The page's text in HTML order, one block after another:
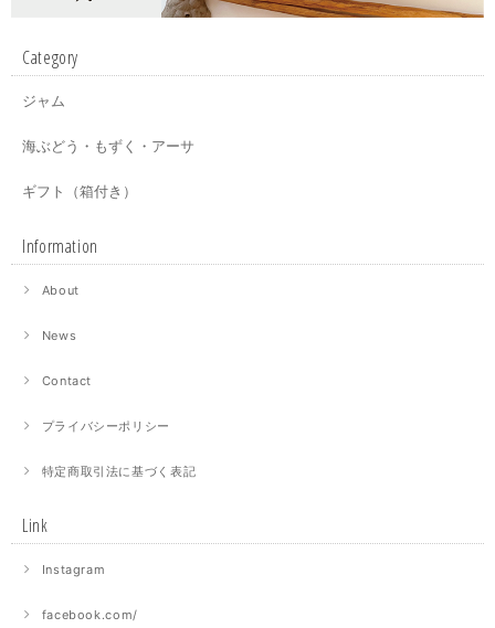
Category
ジャム
海ぶどう・もずく・アーサ
ギフト（箱付き）
Information
About
News
Contact
プライバシーポリシー
特定商取引法に基づく表記
Link
Instagram
facebook.com/